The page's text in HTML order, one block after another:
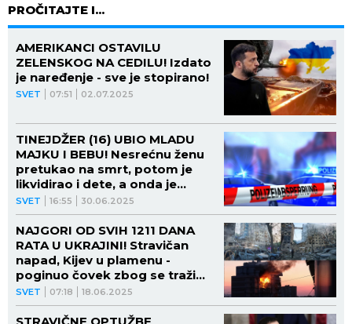
PROČITAJTE I...
SVET 07:51 02.07.2025
AMERIKANCI OSTAVILU
ZELENSKOG NA CEDILU! Izdato
je naređenje - sve je stopirano!
SVET 16:55 30.06.2025
TINEJDŽER (16) UBIO MLADU
MAJKU I BEBU! Nesrećnu ženu
pretukao na smrt, potom je
likvidirao i dete, a onda je
načinio NEVEROVATAN POTEZ
SVET 07:18 18.06.2025
NAJGORI OD SVIH 1211 DANA
RATA U UKRAJINI! Stravičan
napad, Kijev u plamenu -
poginuo čovek zbog se traži
HITNA REAKCIJA!